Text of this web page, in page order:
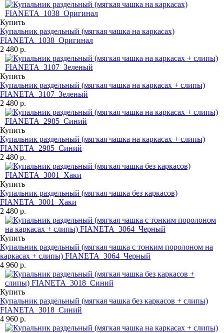
Купить
Купальник раздельный (мягкая чашка на каркасах)
FIANETA_1038_Оригинал
2 480 р.
Купить
Купальник раздельный (мягкая чашка на каркасах + слипы)
FIANETA_3107_Зеленый
2 480 р.
Купить
Купальник раздельный (мягкая чашка на каркасах + слипы)
FIANETA_2985_Синий
2 480 р.
Купить
Купальник раздельный (мягкая чашка без каркасов)
FIANETA_3001_Хаки
2 480 р.
Купить
Купальник раздельный (мягкая чашка с тонким поролоном на
каркасах + слипы) FIANETA_3064_Черный
4 960 р.
Купить
Купальник раздельный (мягкая чашка без каркасов + слипы)
FIANETA_3018_Синий
4 960 р.